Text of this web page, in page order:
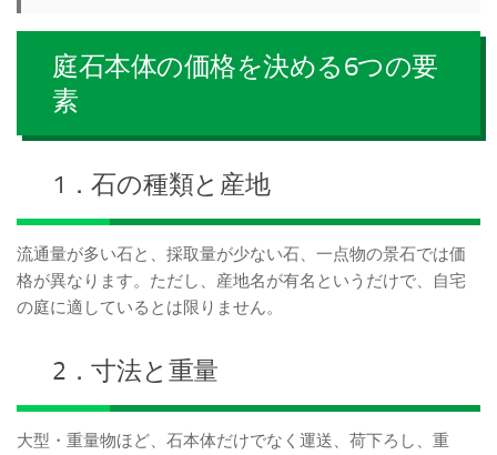
庭石本体の価格を決める6つの要
素
1．石の種類と産地
流通量が多い石と、採取量が少ない石、一点物の景石では価
格が異なります。ただし、産地名が有名というだけで、自宅
の庭に適しているとは限りません。
2．寸法と重量
大型・重量物ほど、石本体だけでなく運送、荷下ろし、重